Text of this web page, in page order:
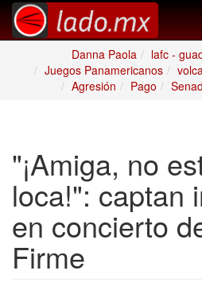
Danna Paola
lafc -
Juegos Panamericanos
Agresión
Pago
"¡Amiga, no
loca!": captan
en concierto
Firme